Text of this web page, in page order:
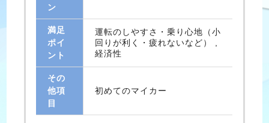
ン
満足
ポイ
ント
運転のしやすさ・乗り心地（小
回りが利く・疲れないなど） ,
経済性
その
他項
目
初めてのマイカー